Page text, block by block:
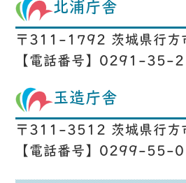
北浦庁舎
〒311-1792 茨城県行
【電話番号】0291-35-
玉造庁舎
〒311-3512 茨城県行方
【電話番号】0299-55-